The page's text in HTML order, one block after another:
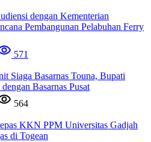
dengan Kementerian
Pembangunan Pelabuhan Ferry
571
Siaga Basarnas Touna, Bupati
Basarnas Pusat
564
KKN PPM Universitas Gadjah
di Togean